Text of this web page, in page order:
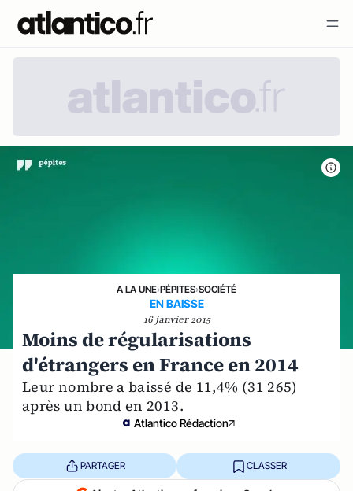
A LA UNE›PÉPITES›SOCIÉTÉ
EN BAISSE
16 janvier 2015
Moins de régularisations
d'étrangers en France en 2014
Leur nombre a baissé de 11,4% (31 265)
après un bond en 2013.
Atlantico Rédaction
PARTAGER CLASSER